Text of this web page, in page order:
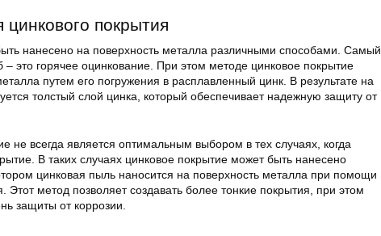
покрытия
нанесено на поверхность металла различными способами. Самый
– это горячее оцинкование. При этом методе цинковое покрытие
путем его погружения в расплавленный цинк. В результате на
толстый слой цинка, который обеспечивает надежную защиту от
не всегда является оптимальным выбором в тех случаях, когда
В таких случаях цинковое покрытие может быть нанесено
цинковая пыль наносится на поверхность металла при помощи
Этот метод позволяет создавать более тонкие покрытия, при этом
защиты от коррозии.